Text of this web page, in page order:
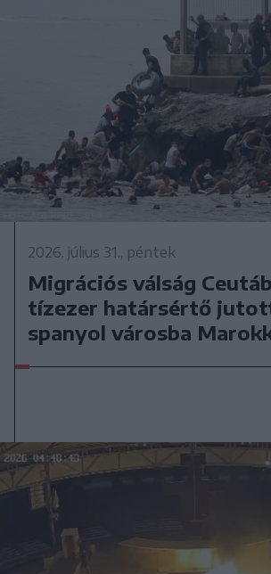
2026. július 31., péntek
Migrációs válság
tízezer határsértő
spanyol városba